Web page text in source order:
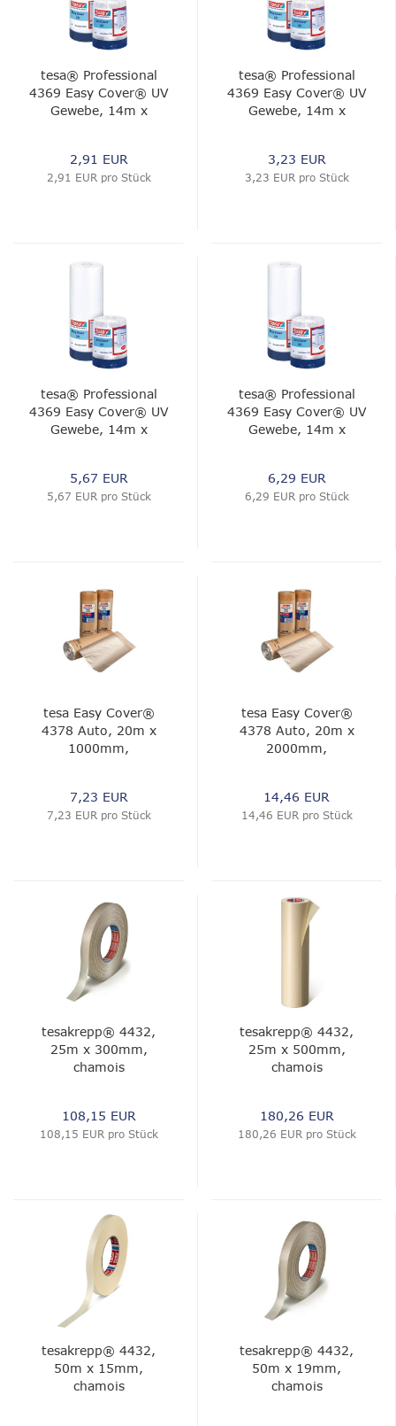
tesa® Professional
4369 Easy Cover® UV
Gewebe, 14m x
2,91 EUR
2,91 EUR pro Stück
tesa® Professional
4369 Easy Cover® UV
Gewebe, 14m x
3,23 EUR
3,23 EUR pro Stück
tesa® Professional
4369 Easy Cover® UV
Gewebe, 14m x
5,67 EUR
5,67 EUR pro Stück
tesa® Professional
4369 Easy Cover® UV
Gewebe, 14m x
6,29 EUR
6,29 EUR pro Stück
tesa Easy Cover®
4378 Auto, 20m x
1000mm,
7,23 EUR
7,23 EUR pro Stück
tesa Easy Cover®
4378 Auto, 20m x
2000mm,
14,46 EUR
14,46 EUR pro Stück
tesakrepp® 4432,
25m x 300mm,
chamois
108,15 EUR
108,15 EUR pro Stück
tesakrepp® 4432,
25m x 500mm,
chamois
180,26 EUR
180,26 EUR pro Stück
tesakrepp® 4432,
50m x 15mm,
chamois
tesakrepp® 4432,
50m x 19mm,
chamois